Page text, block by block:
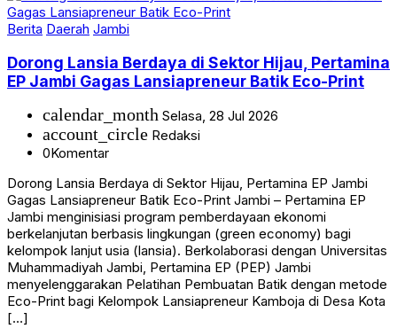
Berita Daerah Jambi
Dorong Lansia Berdaya di Sektor Hijau, Pertamina
EP Jambi Gagas Lansiapreneur Batik Eco-Print
calendar_month Selasa, 28 Jul 2026
account_circle Redaksi
0Komentar
Dorong Lansia Berdaya di Sektor Hijau, Pertamina EP Jambi
Gagas Lansiapreneur Batik Eco-Print Jambi – Pertamina EP
Jambi menginisiasi program pemberdayaan ekonomi
berkelanjutan berbasis lingkungan (green economy) bagi
kelompok lanjut usia (lansia). Berkolaborasi dengan Universitas
Muhammadiyah Jambi, Pertamina EP (PEP) Jambi
menyelenggarakan Pelatihan Pembuatan Batik dengan metode
Eco-Print bagi Kelompok Lansiapreneur Kamboja di Desa Kota
[…]